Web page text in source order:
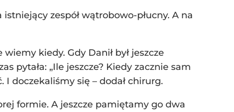
zespół wątrobowo-płucny. A na
kiedy. Gdy Danił był jeszcze
pytała: „Ile jeszcze? Kiedy zacznie sam
doczekaliśmy się – dodał chirurg.
formie. A jeszcze pamiętamy go dwa